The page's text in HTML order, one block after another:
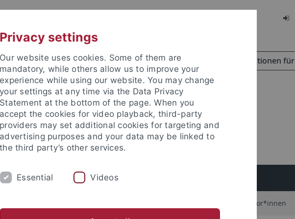
Informationen für
Hilfskräfte und Tutor*innen
Privacy settings
Our website uses cookies. Some of them are
mandatory, while others allow us to improve your
experience while using our website. You may change
your settings at any time via the Data Privacy
Statement at the bottom of the page. When you
accept the cookies for video playback, third-party
providers may set additional cookies for targeting and
advertising purposes and your data may be linked to
the third party’s other services.
Essential Videos